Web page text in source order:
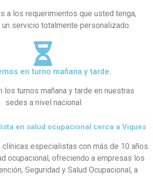
a los requerimientos que usted tenga,
servicio totalmente personalizado.
en turno mañana y tarde.
los turnos mañana y tarde en nuestras
sedes a nivel nacional
en salud ocupacional cerca a Viques
clínicas especialistas con más de 10 años
ocupacional, ofreciendo a empresas los
Seguridad y Salud Ocupacional, a